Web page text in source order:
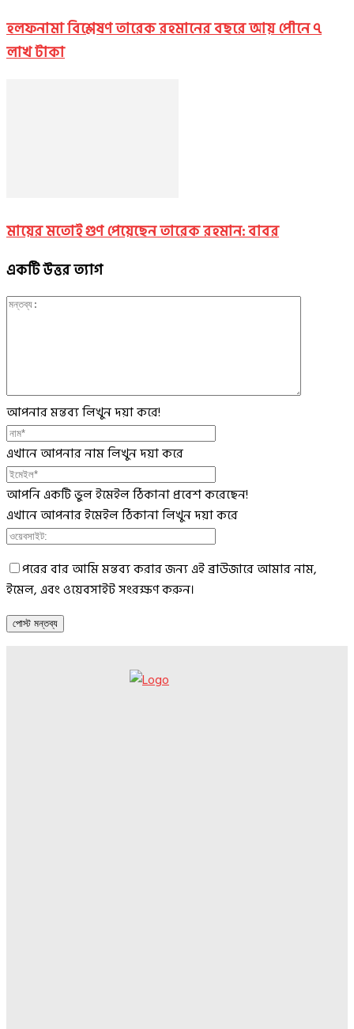
হলফনামা বিশ্লেষণ তারেক রহমানের বছরে আয় পৌনে ৭
লাখ টাকা
মায়ের মতোই গুণ পেয়েছেন তারেক রহমান: বাবর
একটি উত্তর ত্যাগ
আপনার মন্তব্য লিখুন দয়া করে!
এখানে আপনার নাম লিখুন দয়া করে
আপনি একটি ভুল ইমেইল ঠিকানা প্রবেশ করেছেন!
এখানে আপনার ইমেইল ঠিকানা লিখুন দয়া করে
পরের বার আমি মন্তব্য করার জন্য এই ব্রাউজারে আমার নাম,
ইমেল, এবং ওয়েবসাইট সংরক্ষণ করুন।